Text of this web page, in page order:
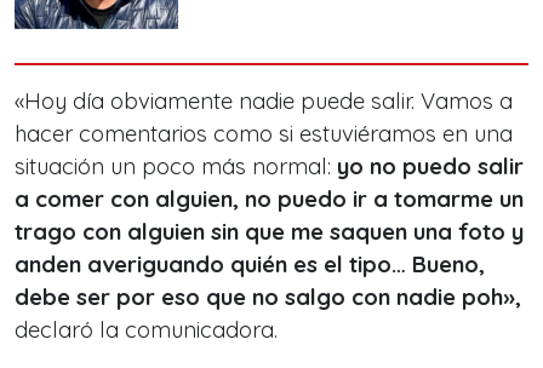
«Hoy día obviamente nadie puede salir. Vamos a
hacer comentarios como si estuviéramos en una
situación un poco más normal: yo no puedo salir
a comer con alguien, no puedo ir a tomarme un
trago con alguien sin que me saquen una foto y
anden averiguando quién es el tipo… Bueno,
debe ser por eso que no salgo con nadie poh»,
declaró la comunicadora.